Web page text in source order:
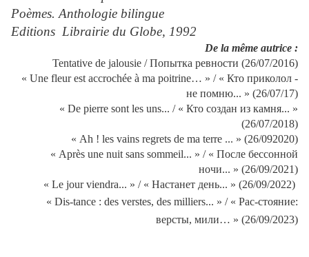
Poèmes. Anthologie bilingue
Editions Librairie du Globe, 1992
De la même autrice :
Tentative de jalousie / Попытка ревности (26/07/2016)
« Une fleur est accrochée à ma poitrine… » / « Кто приколол -
не помню... » (26/07/17)
« De pierre sont les uns... / « Кто создан из камня... »
(26/07/2018)
« Ah ! les vains regrets de ma terre ... » (26/092020)
« Après une nuit sans sommeil... » / « После бессонной
ночи... » (26/09/2021)
« Le jour viendra... » / « Настанет день... » (26/09/2022)
« Dis-tance : des verstes, des milliers... » / « Рас-стояние:
версты, мили… » (26/09/2023)